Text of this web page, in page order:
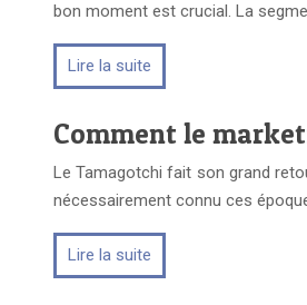
bon moment est crucial. La
Lire la suite
Comment le
Le Tamagotchi fait son grand
nécessairement connu ces
Lire la suite